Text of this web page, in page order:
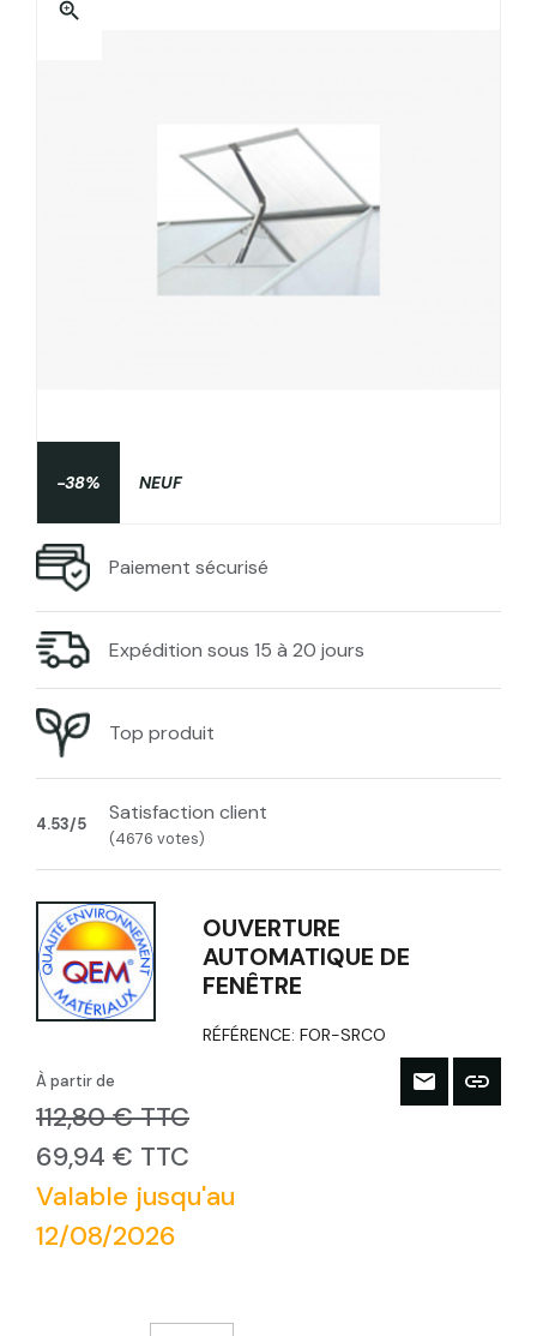
zoom_in
-38% NEUF
Paiement sécurisé
Expédition sous 15 à 20 jours
Top produit
4.53/5 Satisfaction client
(4676 votes)
OUVERTURE
AUTOMATIQUE DE
FENÊTRE
RÉFÉRENCE:FOR-SRCO
À partir de
112,80 € TTC
69,94 € TTC
Valable jusqu'au
12/08/2026